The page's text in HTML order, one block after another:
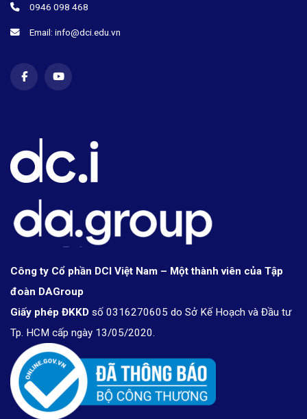
0946 098 468
Email: info@dci.edu.vn
Công ty Cổ phần DCI Việt Nam – Một thành viên của Tập
đoàn DAGroup
Giấy phép ĐKKD số 0316270605 do Sở Kế Hoạch và Đầu tư
Tp. HCM cấp ngày 13/05/2020.